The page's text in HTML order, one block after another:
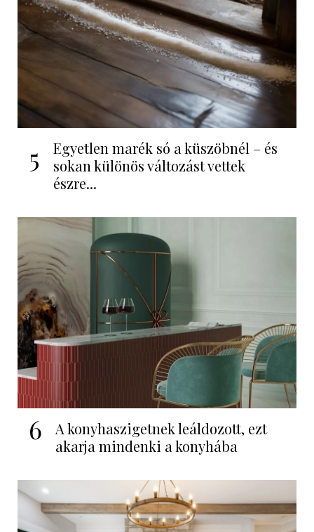
5
Egyetlen marék só a küszöbnél – és
sokan különös változást vettek
észre...
6
A konyhaszigetnek leáldozott, ezt
akarja mindenki a konyhába